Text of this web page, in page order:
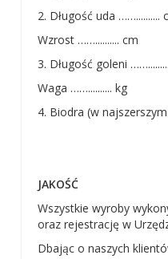
2. Długość uda ……..........
Wzrost …….......... cm
3. Długość goleni
Waga …….......... kg
4. Biodra (w
JAKOŚĆ
Wszystkie wyroby
oraz rejestrację w
Dbając o naszych